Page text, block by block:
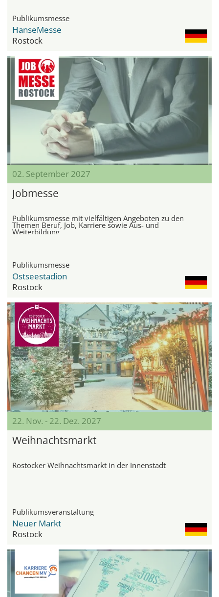
Publikumsmesse
HanseMesse
Rostock
02. September 2027
Jobmesse
Publikumsmesse mit vielfältigen Angeboten zu den
Themen Beruf, Job, Karriere sowie Aus- und
Weiterbildung
Publikumsmesse
Ostseestadion
Rostock
22. Nov. - 22. Dez. 2027
Weihnachtsmarkt
Rostocker Weihnachtsmarkt in der Innenstadt
Publikumsveranstaltung
Neuer Markt
Rostock